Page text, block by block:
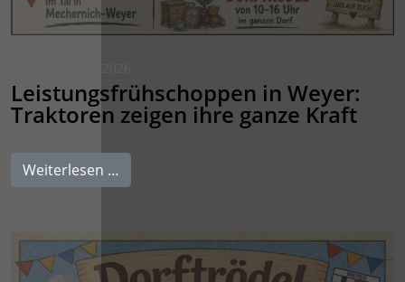
Leistungsfrühschoppen in Weyer:
Traktoren zeigen ihre ganze Kraft
Weiterlesen …